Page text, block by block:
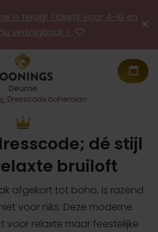
is terug! Tickets voor 4-10 en
nu verkrijgbaar >
Deurne
Dresscode bohemian
dé stijl
bruiloft
afgekort tot boho, is razend
voor niks. Deze moderne
voor relaxte maar feestelijke